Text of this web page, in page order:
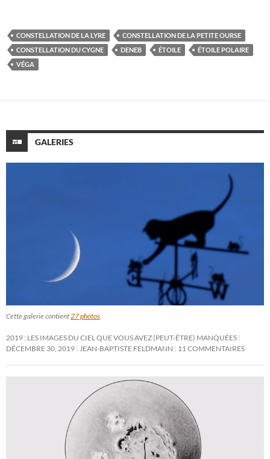
CONSTELLATION DE LA LYRE
CONSTELLATION DE LA PETITE OURSE
CONSTELLATION DU CYGNE
DENEB ÉTOILE
ÉTOILE POLAIRE
VÉGA
GALERIES
Cette galerie contient 27 photos
2019 : LES IMAGES DU CIEL QUE VOUS AVEZ (PEUT-ÊTRE) MANQUÉES
DÉCEMBRE 30, 2019
JEAN-BAPTISTE FELDMANN 11 COMMENTAIRES